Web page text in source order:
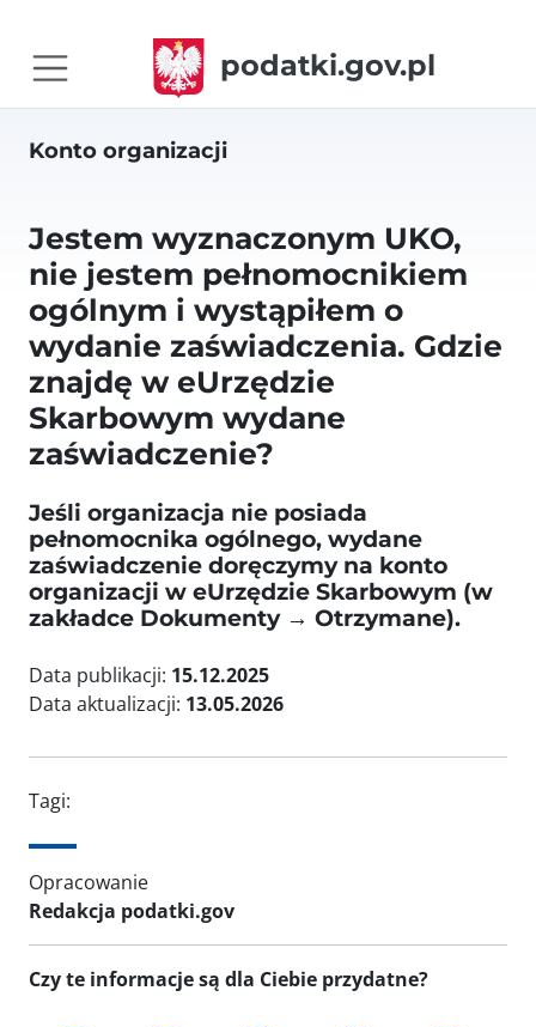
podatki.gov.pl
Konto organizacji
Jestem wyznaczonym UKO,
nie jestem pełnomocnikiem
ogólnym i wystąpiłem o
wydanie zaświadczenia. Gdzie
znajdę w eUrzędzie
Skarbowym wydane
zaświadczenie?
Jeśli organizacja nie posiada
pełnomocnika ogólnego, wydane
zaświadczenie doręczymy na konto
organizacji w eUrzędzie Skarbowym (w
zakładce Dokumenty → Otrzymane).
Data publikacji: 15.12.2025
Data aktualizacji: 13.05.2026
Tagi:
Opracowanie
Redakcja podatki.gov
Czy te informacje są dla Ciebie przydatne?